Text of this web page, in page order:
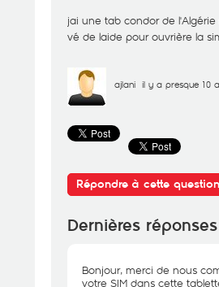
jai une tab condor de
vé de laide pour ouvrière la
ajlani il y a presque 10
Répondre à cette question
Dernières
Bonjour, merci de nous
votre SIM dans cette